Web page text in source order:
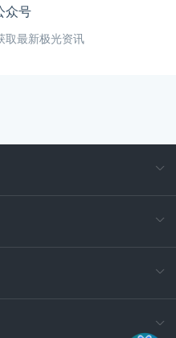
众号
取最新极光资讯
电
400-